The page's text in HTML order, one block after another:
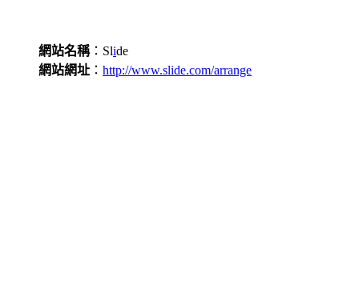
網站名稱：Slide
網站網址 ： http://www.slide.com/arrange